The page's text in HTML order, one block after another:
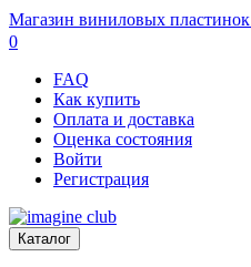
Магазин виниловых пластинок
0
FAQ
Как купить
Оплата и доставка
Оценка состояния
Войти
Регистрация
Каталог